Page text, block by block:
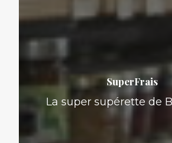
SuperFrais
La super supérette de